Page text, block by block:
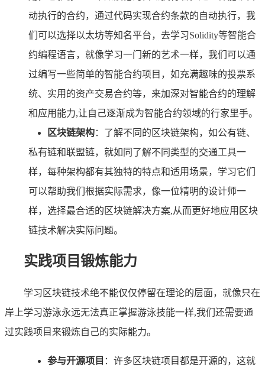
动执行的合约，通过代码实现合约条款的自动执行，我
们可以选择以太坊等知名平台，去学习Solidity等智能合
约编程语言，就像学习一门新的艺术一样，我们可以通
过编写一些简单的智能合约项目，如充满趣味的投票系
统、实用的资产交易合约等，来加深对智能合约的理解
和应用能力,让自己逐渐成为智能合约领域的行家里手。
区块链架构：了解不同的区块链架构，如公有链、
私有链和联盟链，就如同了解不同类型的交通工具一
样，每种架构都有其独特的特点和适用场景，学习它们
可以帮助我们根据实际需求，像一位精明的设计师一
样，选择最合适的区块链解决方案,从而更好地应用区块
链技术解决实际问题。
实践项目锻炼能力
学习区块链技术绝不能仅仅停留在理论的层面，就像只在
岸上学习游泳永远无法真正掌握游泳技能一样,我们还需要通
过实践项目来锻炼自己的实际能力。
参与开源项目 ：许多区块链项目都是开源的，这就